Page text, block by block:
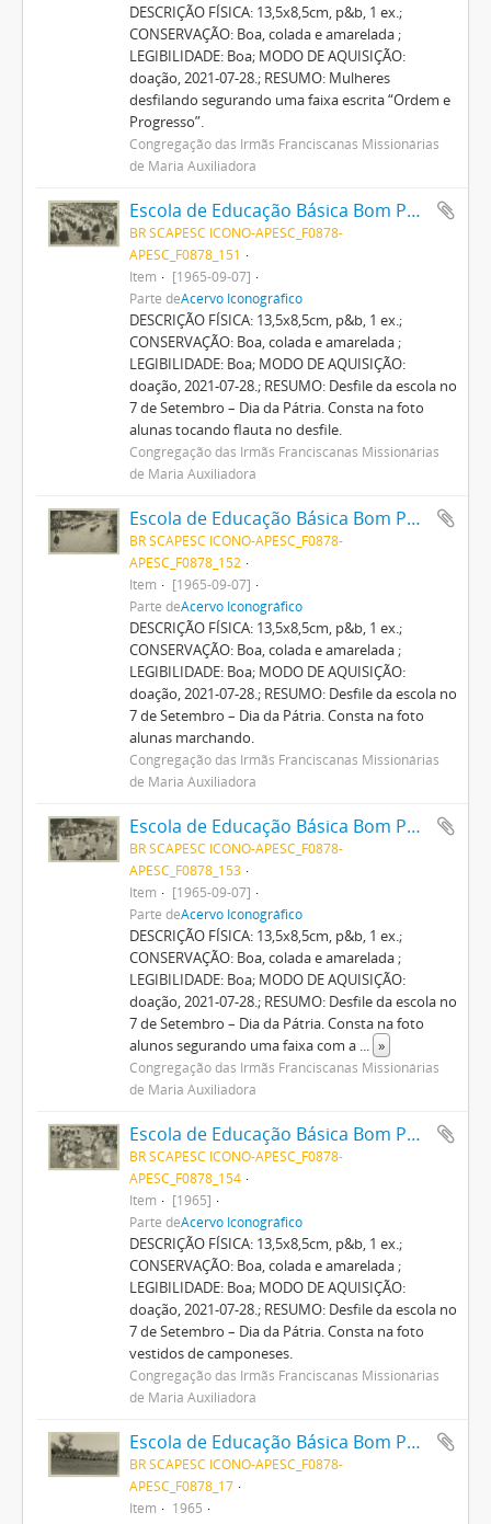
DESCRIÇÃO FÍSICA: 13,5x8,5cm, p&b, 1 ex.;
CONSERVAÇÃO: Boa, colada e amarelada ;
LEGIBILIDADE: Boa; MODO DE AQUISIÇÃO:
doação, 2021-07-28.; RESUMO: Mulheres
desfilando segurando uma faixa escrita “Ordem e
Progresso”.
Congregação das Irmãs Franciscanas Missionárias
de Maria Auxiliadora
Escola de Educação Básica Bom Pastor
BR SCAPESC ICONO-APESC_F0878-
APESC_F0878_151
Item
[1965-09-07]
Parte deAcervo Iconográfico
DESCRIÇÃO FÍSICA: 13,5x8,5cm, p&b, 1 ex.;
CONSERVAÇÃO: Boa, colada e amarelada ;
LEGIBILIDADE: Boa; MODO DE AQUISIÇÃO:
doação, 2021-07-28.; RESUMO: Desfile da escola no
7 de Setembro – Dia da Pátria. Consta na foto
alunas tocando flauta no desfile.
Congregação das Irmãs Franciscanas Missionárias
de Maria Auxiliadora
Escola de Educação Básica Bom Pastor
BR SCAPESC ICONO-APESC_F0878-
APESC_F0878_152
Item
[1965-09-07]
Parte deAcervo Iconográfico
DESCRIÇÃO FÍSICA: 13,5x8,5cm, p&b, 1 ex.;
CONSERVAÇÃO: Boa, colada e amarelada ;
LEGIBILIDADE: Boa; MODO DE AQUISIÇÃO:
doação, 2021-07-28.; RESUMO: Desfile da escola no
7 de Setembro – Dia da Pátria. Consta na foto
alunas marchando.
Congregação das Irmãs Franciscanas Missionárias
de Maria Auxiliadora
Escola de Educação Básica Bom Pastor
BR SCAPESC ICONO-APESC_F0878-
APESC_F0878_153
Item
[1965-09-07]
Parte deAcervo Iconográfico
DESCRIÇÃO FÍSICA: 13,5x8,5cm, p&b, 1 ex.;
CONSERVAÇÃO: Boa, colada e amarelada ;
LEGIBILIDADE: Boa; MODO DE AQUISIÇÃO:
doação, 2021-07-28.; RESUMO: Desfile da escola no
7 de Setembro – Dia da Pátria. Consta na foto
alunos segurando uma faixa com a ... »
Congregação das Irmãs Franciscanas Missionárias
de Maria Auxiliadora
Escola de Educação Básica Bom Pastor
BR SCAPESC ICONO-APESC_F0878-
APESC_F0878_154
Item
[1965]
Parte deAcervo Iconográfico
DESCRIÇÃO FÍSICA: 13,5x8,5cm, p&b, 1 ex.;
CONSERVAÇÃO: Boa, colada e amarelada ;
LEGIBILIDADE: Boa; MODO DE AQUISIÇÃO:
doação, 2021-07-28.; RESUMO: Desfile da escola no
7 de Setembro – Dia da Pátria. Consta na foto
vestidos de camponeses.
Congregação das Irmãs Franciscanas Missionárias
de Maria Auxiliadora
Escola de Educação Básica Bom Pastor
BR SCAPESC ICONO-APESC_F0878-
APESC_F0878_17
Item
1965